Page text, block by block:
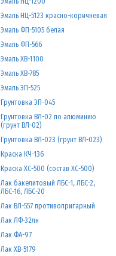
Эмаль НЦ-5123 красно-коричневая
Эмаль ФП-5105 белая
Эмаль ФП-566
Эмаль ХВ-1100
Эмаль ХВ-785
Эмаль ЭП-525
Грунтовка ЭП-045
Грунтовка ВЛ-02 по алюминию
(грунт ВЛ-02)
Грунтовка ВЛ-023 (грунт ВЛ-023)
Краска КЧ-136
Краска ХС-500 (состав ХС-500)
Лак бакелитовый ЛБС-1, ЛБС-2,
ЛБС-16, ЛБС-20
Лак ВЛ-557 противопригарный
Лак ЛФ-32лн
Лак ФА-97
Лак ХВ-5179